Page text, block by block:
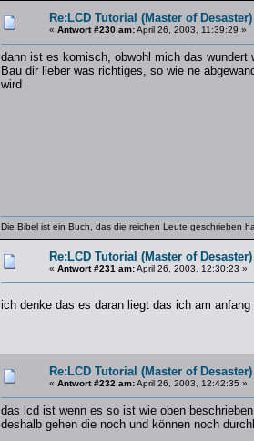
Re:LCD Tutorial (Master of Desaster)
« Antwort #230 am:April 26, 2003, 11:39:29 »
dann ist es komisch, obwohl mich das
Bau dir lieber was richtiges, so wie ne
wird
Die Bibel ist ein Buch, das die reichen Leute geschrieben
Re:LCD Tutorial (Master of Desaster)
« Antwort #231 am:April 26, 2003, 12:30:23 »
ich denke das es daran liegt das ich am
Re:LCD Tutorial (Master of Desaster)
« Antwort #232 am:April 26, 2003, 12:42:35 »
das lcd ist wenn es so ist wie oben
deshalb gehen die noch und können noch